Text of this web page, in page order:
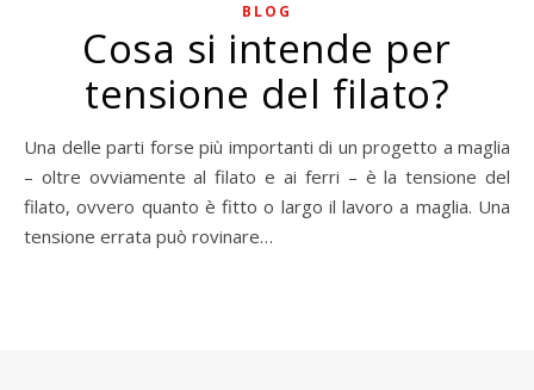
BLOG
Cosa si intende per
tensione del filato?
Una delle parti forse più importanti di un progetto a maglia
– oltre ovviamente al filato e ai ferri – è la tensione del
filato, ovvero quanto è fitto o largo il lavoro a maglia. Una
tensione errata può rovinare…